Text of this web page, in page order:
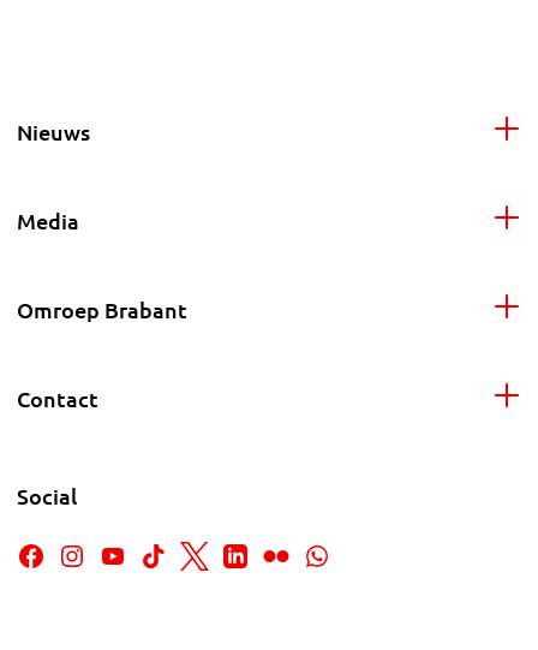
Nieuws
Media
Omroep Brabant
Contact
Social